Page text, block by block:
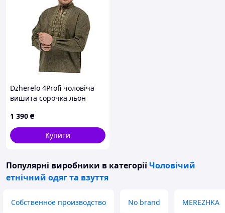
Dzherelo 4Profi чоловіча
вишита сорочка льон
1 390 ₴
Купити
Популярні виробники в категоріїЧоловічий
етнічний одяг та взуття
Собственное производство No brand MEREZHKA